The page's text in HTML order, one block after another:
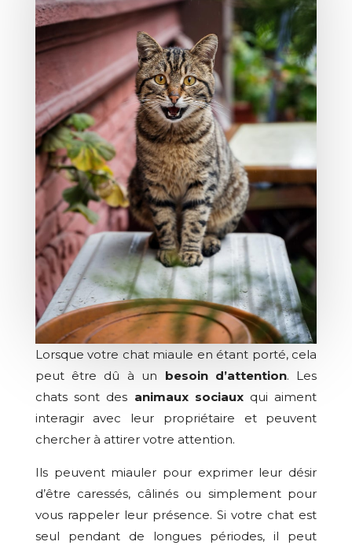
Lorsque votre chat miaule en étant porté, cela
peut être dû à un besoin d’attention. Les
chats sont des animaux sociauxqui aiment
interagir avec leur propriétaire et peuvent
chercher à attirer votre attention.
Ils peuvent miauler pour exprimer leur désir
d’être caressés, câlinés ou simplement pour
vous rappeler leur présence. Si votre chat est
seul pendant de longues périodes, il peut